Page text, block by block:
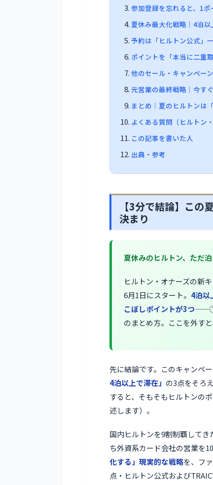
参加登録を忘れると、1
夏休み最大化戦略｜4泊
予約は「ヒルトン公式」
ポイントを「本当に二重
他のセール・キャンペー
元営業の最終戦略｜今す
まとめ｜夏のヒルトンは
よくある質問（ヒルトン
この記事を書いた人
出典・参考
【3分で結論】こ
決まり
夏休みのヒルトン、ただ
ヒルトン・オナーズの新
6月1日にスタート。 4泊以
こぼしポイントが3つ——①
のまとめ方。ここを外す
先に結論です。このキャンペ
4泊以上で滞在」 の3点をそろ
すると、そもそもヒルトンの
述します）。
国内ヒルトンを9割制覇して
ち外資系カード会社の営業を
化する」現実的な戦略を、フ
点・ヒルトン公式および